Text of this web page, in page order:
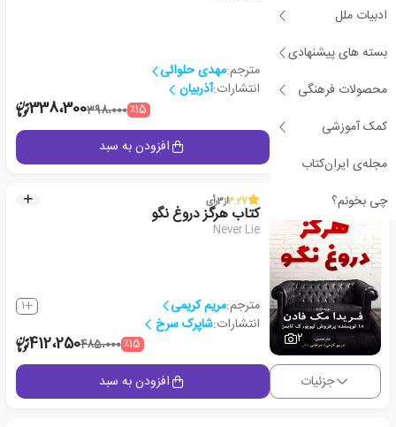
ادبیات ملل
بسته های پیشنهادی
محصولات فرهنگی
کمک آموزشی
مجله‌ی ایران‌کتاب
چی بخونم؟
2
مترجم:مهدی حلوائی
انتشارات:آذربیان
٪15398،000338،300
افزودن به سبد
2
3.27از3رأی
کتاب هرگز دروغ نگو
Never Lie
مترجم:مریم کریمی 1
انتشارات:شاپرک سرخ
٪15485،000412،250
جزئیات افزودن به سبد